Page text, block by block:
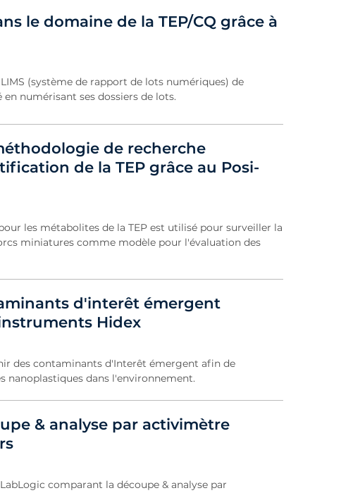
le domaine de la TEP/CQ grâce à
(système de rapport de lots numériques) de
numérisant ses dossiers de lots.
de recherche
de la TEP grâce au Posi-
les métabolites de la TEP est utilisé pour surveiller la
miniatures comme modèle pour l'évaluation des
d'interêt émergent
Hidex
des contaminants d'Interêt émergent afin de
nanoplastiques dans l'environnement.
& analyse par activimètre
comparant la découpe & analyse par